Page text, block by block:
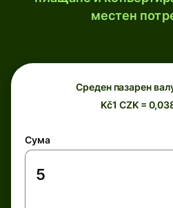
местен
Среден пазарен
Kč1 CZK =
Сума